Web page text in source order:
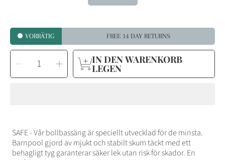
VORRÄTIG FREE 14 DAY RETURNS
MENGE
AUSWÄHLENMenge
Ball
pit
leka
biljard
verringern
Menge
für
Ball
pit
leka
biljard
erhöhen
IN DEN WARENKORB
LEGEN
SAFE - Vår bollbassäng är speciellt utvecklad för de minsta.
Barnpool gjord av mjukt och stabilt skum täckt med ett
behagligt tyg garanterar säker lek utan risk för skador. En